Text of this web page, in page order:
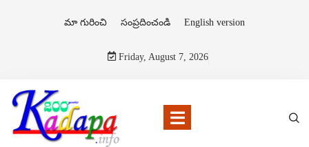
మా గురించి సంప్రదించండి English version
Friday, August 7, 2026